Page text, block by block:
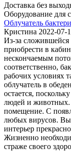
Доставка без
Оборудование для
Облучатель
Кристина 2022-07-
Из-за
приобрести в
нескончаемым
соответственно,
рабочих условиях
облучатель в
остается,
людей и животных.
помещение. С
любых вирусов.
интерьер
Жизненно
страже своего